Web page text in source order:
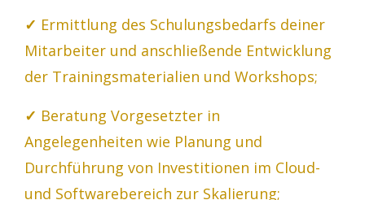
✓ Ermittlung des Schulungsbedarfs deiner
Mitarbeiter und anschließende Entwicklung
der Trainingsmaterialien und Workshops;
✓ Beratung Vorgesetzter in
Angelegenheiten wie Planung und
Durchführung von Investitionen im Cloud-
und Softwarebereich zur Skalierung;